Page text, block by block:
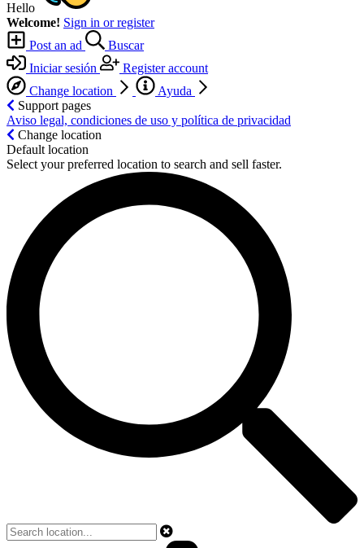
Hello
Welcome! Sign in or register
Post an ad
Buscar
Iniciar sesión
Register account
Change location
Ayuda
Support pages
Aviso legal, condiciones de uso y política de privacidad
Change location
Default location
Select your preferred location to search and sell faster.